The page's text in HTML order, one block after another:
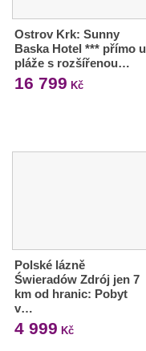
Ostrov Krk: Sunny
Baska Hotel *** přímo u
pláže s rozšířenou…
16 799 Kč
Polské lázně
Świeradów Zdrój jen 7
km od hranic: Pobyt
v…
4 999 Kč